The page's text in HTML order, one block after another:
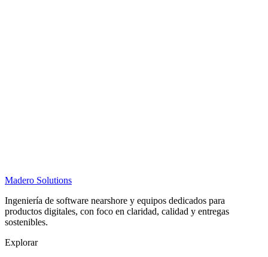
Madero Solutions
Ingeniería de software nearshore y equipos dedicados para
productos digitales, con foco en claridad, calidad y entregas
sostenibles.
Explorar